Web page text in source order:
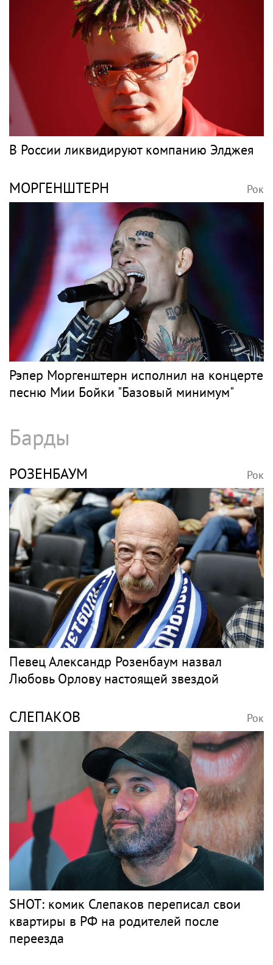
В России ликвидируют компанию Элджея
МОРГЕНШТЕРН Рок
Рэпер Моргенштерн исполнил на концерте
песню Мии Бойки "Базовый минимум"
Барды
РОЗЕНБАУМ Рок
Певец Александр Розенбаум назвал
Любовь Орлову настоящей звездой
СЛЕПАКОВ Рок
SHOT: комик Слепаков переписал свои
квартиры в РФ на родителей после
переезда